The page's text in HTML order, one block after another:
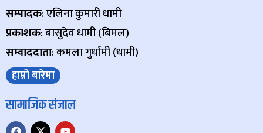
सम्पादक: एलिना कुमारी धामी
प्रकाशक: बासुदेव धामी (बिमल)
सम्वाददाता: कमला गुर्धामी (धामी)
हाम्रो बारेमा
सामाजिक संजाल